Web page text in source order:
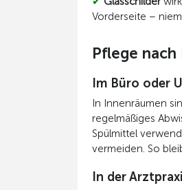
Vorderseite –
Pflege
Im Büro oder
In Innenräumen
regelmäßiges
Spülmittel
vermeiden. So
In der